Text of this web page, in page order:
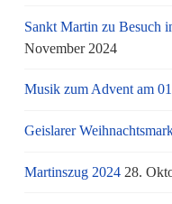
Sankt Martin zu Besuch
November 2024
Musik zum Advent am
Geislarer
Martinszug 2024 28.